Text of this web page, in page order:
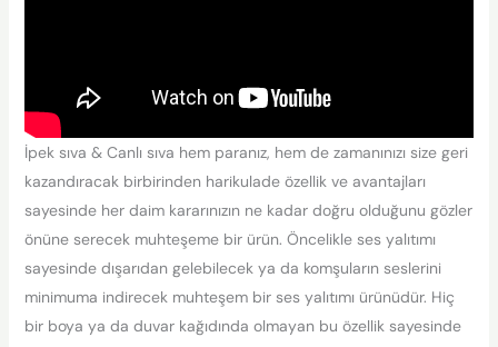
İpek sıva & Canlı sıva hem paranız, hem de zamanınızı size geri
kazandıracak birbirinden harikulade özellik ve avantajları
sayesinde her daim kararınızın ne kadar doğru olduğunu gözler
önüne serecek muhteşeme bir ürün. Öncelikle ses yalıtımı
sayesinde dışarıdan gelebilecek ya da komşuların seslerini
minimuma indirecek muhteşem bir ses yalıtımı ürünüdür. Hiç
bir boya ya da duvar kağıdında olmayan bu özellik sayesinde